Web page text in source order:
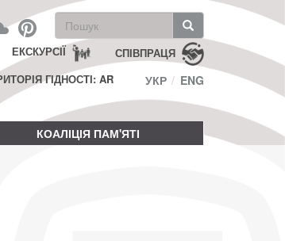
Пошукова
форма
Пошук СПІВПРАЦЯ
ЕКСКУРСІЇ
ГІДНОСТІ: AR
УКР ENG
КОАЛІЦІЯ ПАМ'ЯТІ